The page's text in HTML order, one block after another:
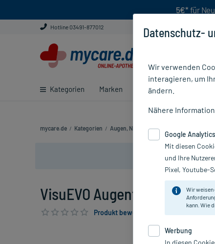
5€* für
Hotline 03491-877012
Kategorien Marken Ratgeber
mycare.de / Kategorien / Augen, Nase & Ohren
VisuEVO Augentropfen, 10 ml
Produkt bewerten & PlusHerzen sichern
Datenschutz-
Wir verwenden
interagieren, um
ändern.
Nähere
Google Analytics
Mit diesen
und Ihre
Pixel, Youtube-
Wir weisen
kann. Wie
Werbung
In diesen